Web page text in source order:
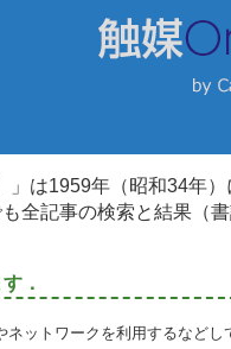
」は1959年（昭和34年
全記事の検索と結果（
．
ットワークを利用するなど